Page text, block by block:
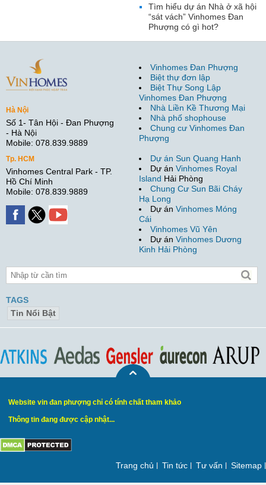
Tìm hiểu dự án Nhà ở xã hội
“sát vách” Vinhomes Đan
Phượng có gì hot?
Hà Nội
Số 1- Tân Hội - Đan Phượng
- Hà Nội
Mobile: 078.839.9889
Tp. HCM
Vinhomes Central Park - TP.
Hồ Chí Minh
Mobile: 078.839.9889
Vinhomes Đan Phượng
Biệt thự đơn lập
Biệt Thự Song Lập
Vinhomes Đan Phượng
Nhà Liền Kề Thương Mại
Nhà phố shophouse
Chung cư Vinhomes Đan
Phượng
Dự án Sun Quang Hanh
Dự án Vinhomes Royal
Island Hải Phòng
Chung Cư Sun Bãi Cháy
Hạ Long
Dự án Vinhomes Móng
Cái
Vinhomes Vũ Yên
Dự án Vinhomes Dương
Kinh Hải Phòng
TAGS
Tin Nổi Bật
Website vin đan phượng chỉ có tính chất tham khảo
Thông tin đang được cập nhật...
Trang chủ Tin tức Tư vấn Sitemap